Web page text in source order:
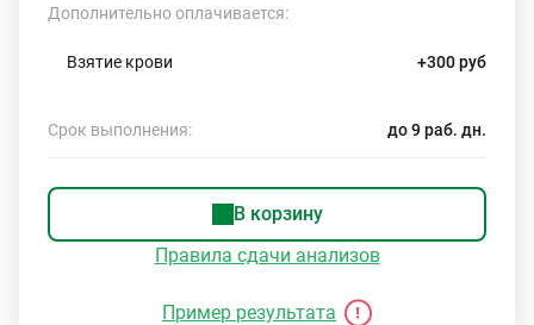
Дополнительно оплачивается:
Взятие крови +300 руб
Срок выполнения: до 9 раб. дн.
В корзину
Правила сдачи анализов
Пример результата